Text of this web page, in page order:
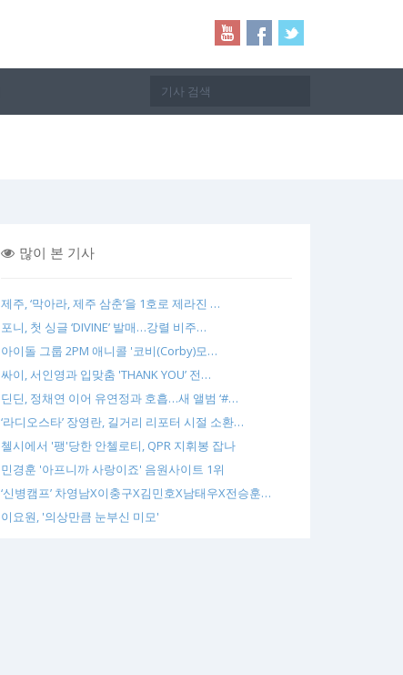
많이 본 기사
제주, ‘막아라, 제주 삼춘’을 1호로 제라진 …
포니, 첫 싱글 ‘DIVINE’ 발매…강렬 비주…
아이돌 그룹 2PM 애니콜 '코비(Corby)모…
싸이, 서인영과 입맞춤 'THANK YOU’ 전…
딘딘, 정채연 이어 유연정과 호흡…새 앨범 ‘#…
‘라디오스타’ 장영란, 길거리 리포터 시절 소환…
첼시에서 '팽'당한 안첼로티, QPR 지휘봉 잡나
민경훈 '아프니까 사랑이죠' 음원사이트 1위
‘신병캠프’ 차영남X이충구X김민호X남태우X전승훈…
이요원, '의상만큼 눈부신 미모'